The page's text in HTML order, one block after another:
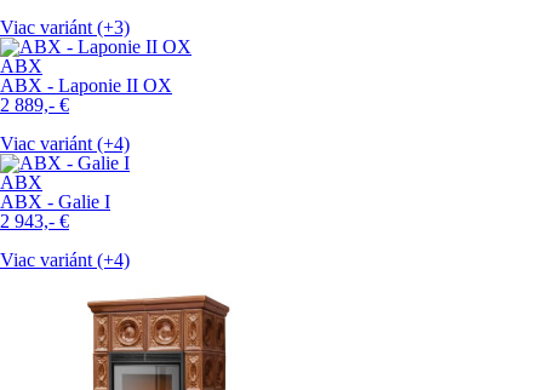
Viac variánt (+3)
ABX
ABX - Laponie II OX
2 889,- €
Viac variánt (+4)
ABX
ABX - Galie I
2 943,- €
Viac variánt (+4)